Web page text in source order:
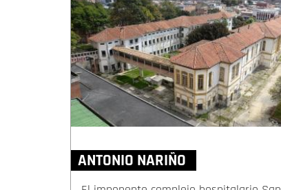
ANTONIO NARIÑO